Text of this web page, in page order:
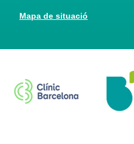
Mapa de situació